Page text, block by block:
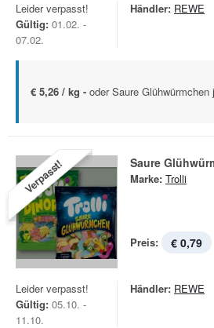
Leider verpasst!
Gültig: 01.02. -
07.02.
Händler: REWE
€ 5,26 / kg - oder Saure Glühwürmchen
Verpasst! Saure
Marke: Trolli
Preis: € 0,79
Leider verpasst!
Gültig: 05.10. -
11.10.
Händler: REWE